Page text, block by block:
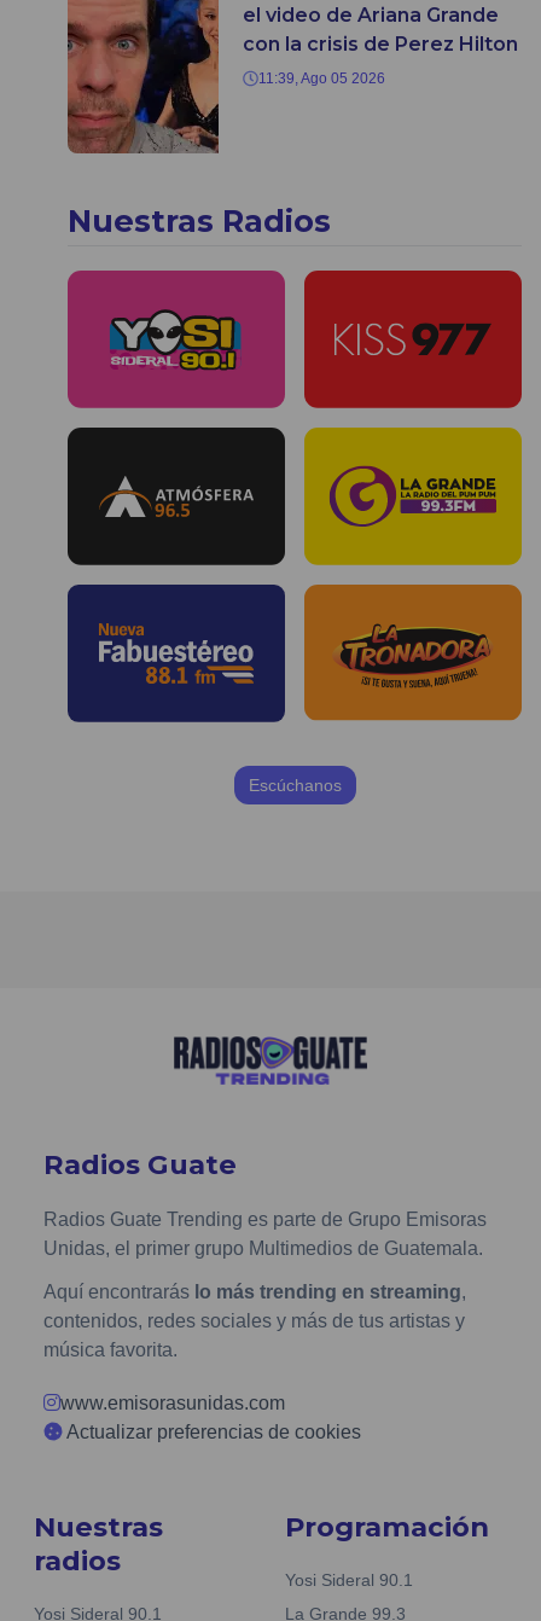
el video de Ariana Grande
con la crisis de Perez Hilton
11:39, Ago 05 2026
Nuestras Radios
Escúchanos
Radios Guate
Radios Guate Trending es parte de Grupo Emisoras
Unidas, el primer grupo Multimedios de Guatemala.
Aquí encontrarás lo más trending en streaming,
contenidos, redes sociales y más de tus artistas y
música favorita.
www.emisorasunidas.com
Actualizar preferencias de cookies
Nuestras
radios
Yosi Sideral 90.1
Programación
Yosi Sideral 90.1
La Grande 99.3